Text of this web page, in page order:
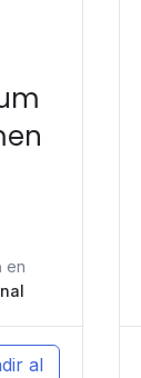
en
al